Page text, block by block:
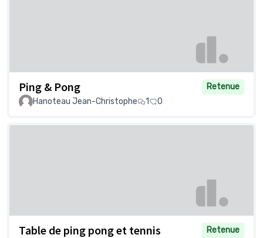
Ping & Pong
Retenue
Hanoteau Jean-Christophe
1 0
Table de ping pong et tennis
Retenue